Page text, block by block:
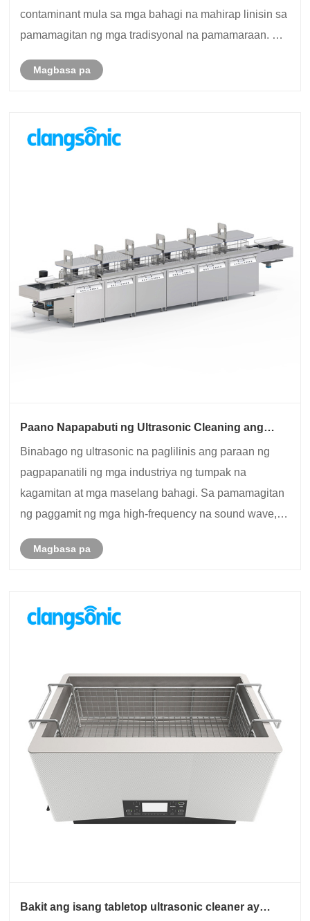
contaminant mula sa mga bahagi na mahirap linisin sa
pamamagitan ng mga tradisyonal na pamamaraan. Sa
cavitation, ang mga system na ito ay maaaring ma......
Magbasa pa
Paano Napapabuti ng Ultrasonic Cleaning ang
Binabago ng ultrasonic na paglilinis ang paraan ng
pagpapanatili ng mga industriya ng tumpak na
kagamitan at mga maselang bahagi. Sa pamamagitan
ng paggamit ng mga high-frequency na sound wave,
pambihirang resulta ng paglilinis nang mabilis at
Magbasa pa
Bakit ang isang tabletop ultrasonic cleaner ay